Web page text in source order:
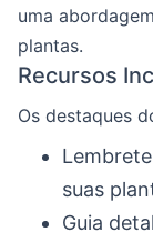
uma
plantas.
Recursos
Os destaques
suas
Guia